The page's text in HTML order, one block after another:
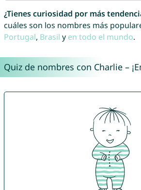
¿Tienes curiosidad por más
cuáles son los nombres más
Portugal, Brasil y en todo el mundo.
Quiz de nombres con Charlie –